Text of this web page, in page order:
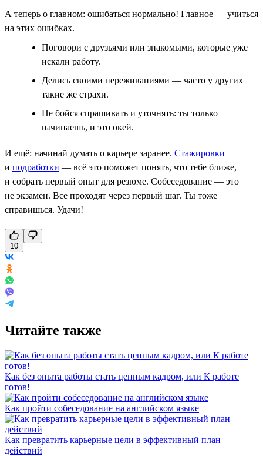
А теперь о главном: ошибаться нормально! Главное — учиться
на этих ошибках.
Поговори с друзьями или знакомыми, которые уже
искали работу.
Делись своими переживаниями — часто у других
такие же страхи.
Не бойся спрашивать и уточнять: ты только
начинаешь, и это окей.
И ещё: начинай думать о карьере заранее. Стажировки
и подработки — всё это поможет понять, что тебе ближе,
и собрать первый опыт для резюме. Собеседование — это
не экзамен. Все проходят через первый шаг. Ты тоже
справишься. Удачи!
10
Читайте также
Как без опыта работы стать ценным кадром, или К работе
готов!
Как пройти собеседование на английском языке
Как превратить карьерные цели в эффективный план
действий